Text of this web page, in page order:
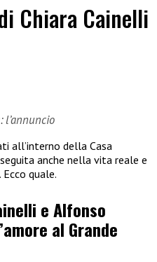
Chiara Cainelli
l’annuncio
all’interno della Casa
anche nella vita reale e
quale.
e Alfonso
al Grande